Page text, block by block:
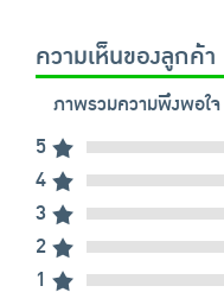
ความเห็นของลูกค้า
ภาพรวมความพึงพอใจ
5
4
3
2
1